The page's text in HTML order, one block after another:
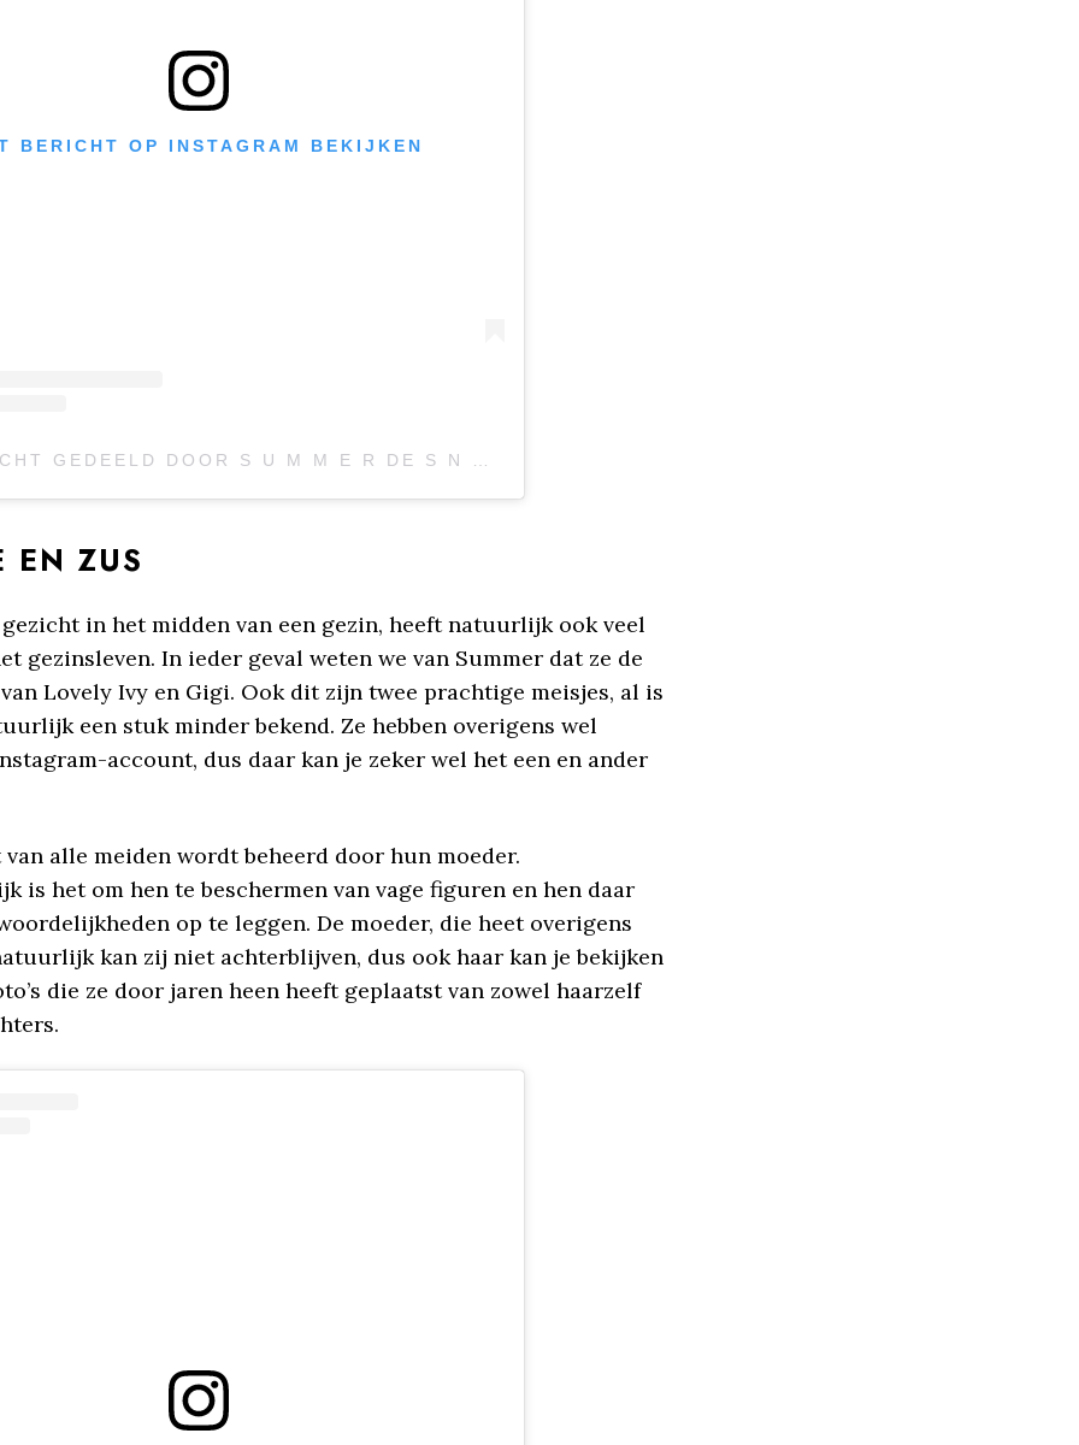
BERICHT OP INSTAGRAM BEKIJKEN
EN ZUS
gezicht in het midden van een gezin, heeft natuurlijk ook veel
gezinsleven. In ieder geval weten we van Summer dat ze de
Lovely Ivy en Gigi. Ook dit zijn twee prachtige meisjes, al is
een stuk minder bekend. Ze hebben overigens wel
account, dus daar kan je zeker wel het een en ander
alle meiden wordt beheerd door hun moeder.
is het om hen te beschermen van vage figuren en hen daar
op te leggen. De moeder, die heet overigens
kan zij niet achterblijven, dus ook haar kan je bekijken
die ze door jaren heen heeft geplaatst van zowel haarzelf